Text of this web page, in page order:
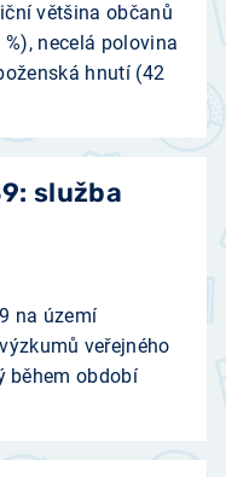
většina občanů
necelá polovina
hnutí (42
služba
na území
veřejného
během období